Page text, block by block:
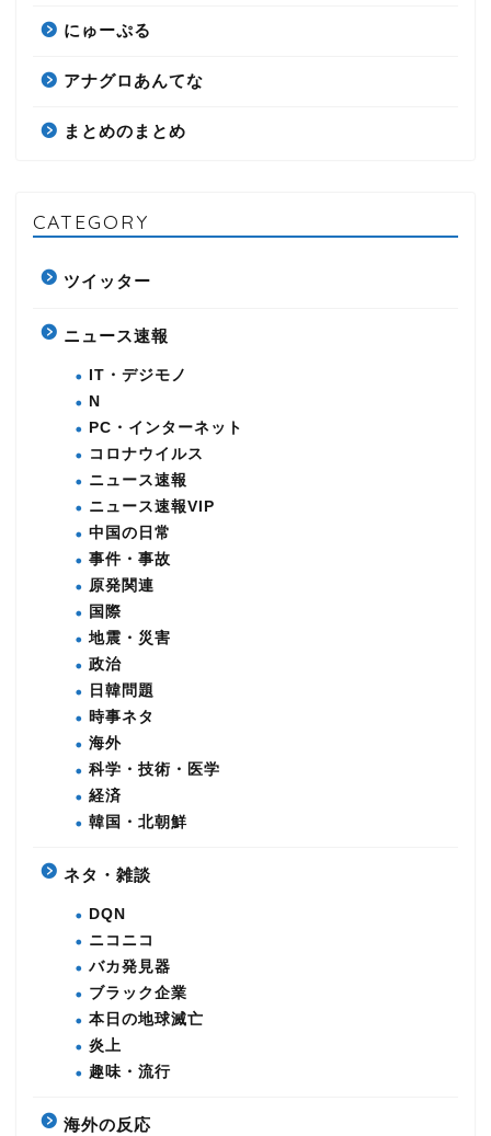
にゅーぷる
アナグロあんてな
まとめのまとめ
CATEGORY
ツイッター
ニュース速報
IT・デジモノ
N
PC・インターネット
コロナウイルス
ニュース速報
ニュース速報VIP
中国の日常
事件・事故
原発関連
国際
地震・災害
政治
日韓問題
時事ネタ
海外
科学・技術・医学
経済
韓国・北朝鮮
ネタ・雑談
DQN
ニコニコ
バカ発見器
ブラック企業
本日の地球滅亡
炎上
趣味・流行
海外の反応